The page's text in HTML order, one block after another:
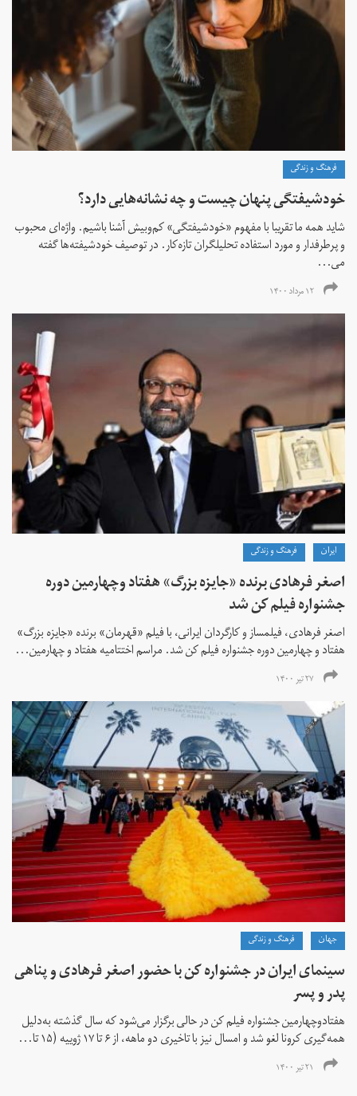
فرهنگ و زندگی
خودشیفتگی پنهان چیست و چه نشانه‌هایی دارد؟
شاید همه ما تقریبا با مفهوم «خودشیفتگی» کم‌و‌بیش آشنا باشیم. واژه‌ای محبوب
و پرطرفدار و مورد استفاده تحلیلگران تازه‌کار. در توصیف خودشیفته‌ها گفته
می...
۱۲ مرداد ۱۴۰۰
ايران فرهنگ و زندگی
اصغر فرهادی برنده «جایزه بزرگ»‌ هفتاد‌ وچهارمین دوره
جشنواره فیلم کن شد
اصغر فرهادی، فیلمساز و کارگردان ایرانی، با فیلم «قهرمان» برنده «جایزه بزرگ»
هفتاد و چهارمین دوره جشنواره فیلم کن شد. مراسم اختتامیه هفتاد و چهارمین...
۲۷ تیر ۱۴۰۰
جهان فرهنگ و زندگی
سینمای ایران در جشنواره کن با حضور اصغر فرهادی و پناهی
پدر و پسر
هفتادوچهارمین جشنواره فیلم کن در حالی برگزار می‌شود که سال گذشته به‌دلیل
همه‌گیری کرونا لغو شد و امسال نیز با تاخیری دو ماهه، از ۶ تا ۱۷ ژوییه (۱۵ تا...
۲۱ تیر ۱۴۰۰